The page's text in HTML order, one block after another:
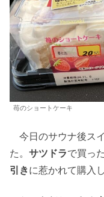
苺のショートケーキ
今日のサウナ後ス
た。 サツドラで買った
引きに惹かれて購入